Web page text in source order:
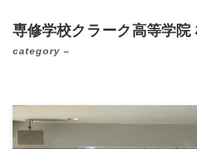
専修学校クラーク高等学院
category –